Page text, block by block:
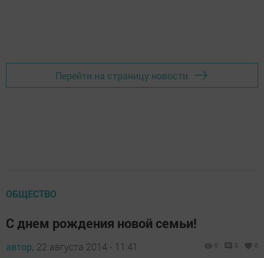
Перейти на страницу новости
ОБЩЕСТВО
С днем рождения новой семьи!
автор, 22 августа 2014 - 11:41 0 0 0